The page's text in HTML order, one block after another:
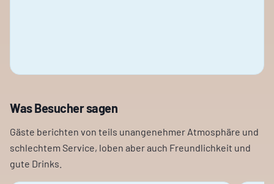
Was Besucher sagen
Gäste berichten von teils unangenehmer Atmosphäre und
schlechtem Service, loben aber auch Freundlichkeit und
gute Drinks.